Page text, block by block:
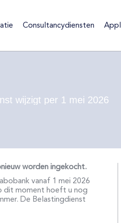
Consultancydiensten
wijzigt per 1 mei 2026
worden ingekocht.
vanaf 1 mei 2026
dit moment hoeft u nog
De Belastingdienst
Consultancydiensten